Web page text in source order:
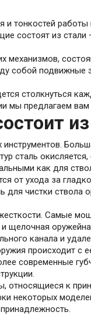
тонкостей
состоят из стали
подвижные
столкнуться
мы предлагаем
сталь
как для
от ухода за
чистки
Самые
щелочная
канала и
происходит
современные
к
некоторых